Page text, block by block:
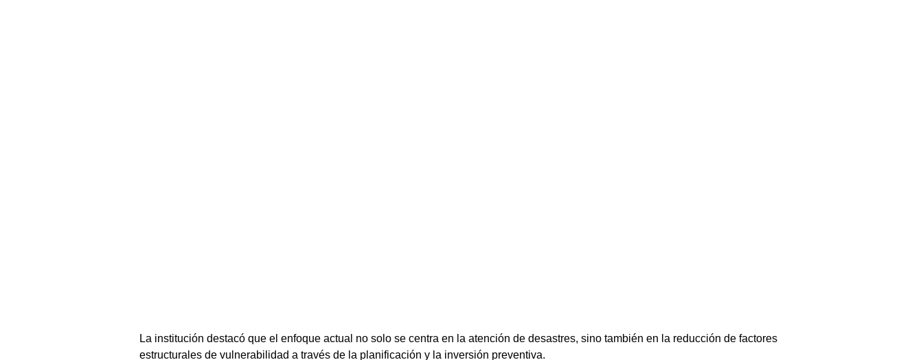
La institución destacó que el enfoque actual no solo se centra en la atención de desastres, sino también en la reducción de factores
estructurales de vulnerabilidad a través de la planificación y la inversión preventiva.